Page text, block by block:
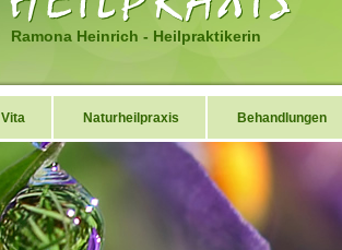
Ramona Heinrich - Heilpraktikerin
Vita Naturheilpraxis Behandlungen